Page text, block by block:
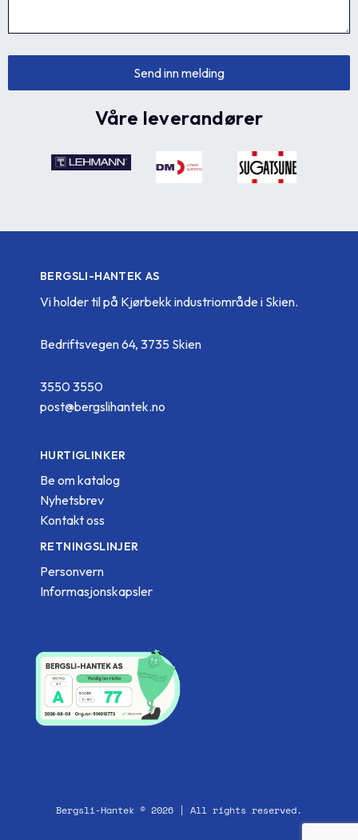
Våre leverandører
BERGSLI-HANTEK AS
Vi holder til på Kjørbekk industriområde i Skien.
Bedriftsvegen 64, 3735 Skien
3550 3550
post@bergslihantek.no
HURTIGLINKER
Be om katalog
Nyhetsbrev
Kontakt oss
RETNINGSLINJER
Personvern
Informasjonskapsler
Bergsli-Hantek © 2026 | All rights reserved.